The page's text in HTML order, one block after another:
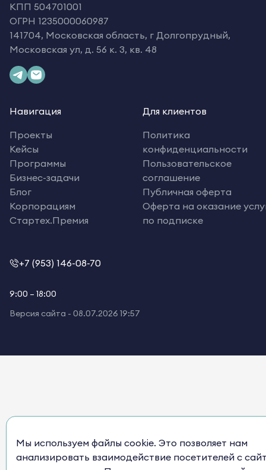
КПП 504701001
ОГРН 1235000060987
141704, Московская область, г Долгопрудный,
Московская ул, д. 56 к. 3, кв. 48
Навигация
Проекты
Кейсы
Программы
Бизнес-задачи
Блог
Корпорациям
Стартех.Премия
Для клиентов
Политика
конфиденциальности
Пользовательское
соглашение
Публичная оферта
Оферта на оказание
по подписке
+7 (953) 146-08-70
9:00 – 18:00
Версия сайта - 08.07.2026 19:57
Мы используем файлы cookie. Это позволяет нам
анализировать взаимодействие посетителей с